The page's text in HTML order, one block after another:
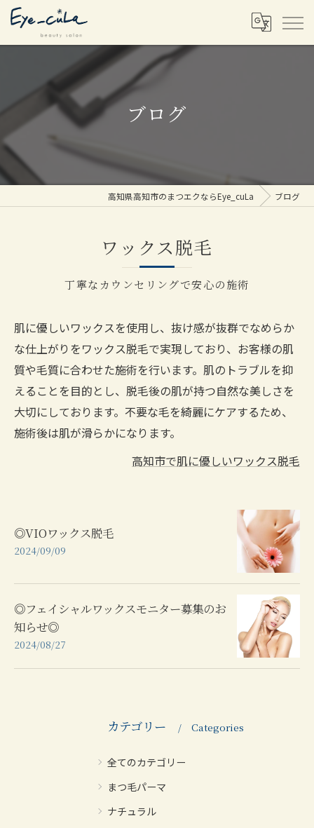
ブログ
高知県高知市のまつエクならEye_cuLa ブログ
ワックス脱毛
丁寧なカウンセリングで安心の施術
肌に優しいワックスを使用し、抜け感が抜群でなめらか
な仕上がりをワックス脱毛で実現しており、お客様の肌
質や毛質に合わせた施術を行います。肌のトラブルを抑
えることを目的とし、脱毛後の肌が持つ自然な美しさを
大切にしております。不要な毛を綺麗にケアするため、
施術後は肌が滑らかになります。
高知市で肌に優しいワックス脱毛
◎VIOワックス脱毛
2024/09/09
◎フェイシャルワックスモニター募集のお
知らせ◎
2024/08/27
カテゴリー Categories
全てのカテゴリー
まつ毛パーマ
ナチュラル